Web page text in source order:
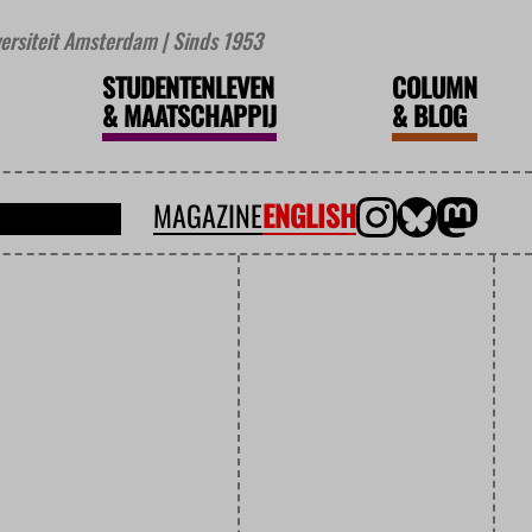
Amsterdam | Sinds 1953
STUDENTENLEVEN
&MAATSCHAPPIJ
COLUMN
&BLOG
MAGAZINEENGLISH